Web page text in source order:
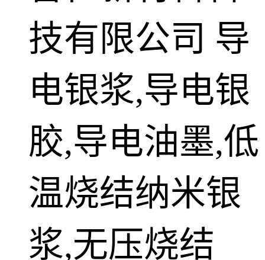
技有限公司 导
电银浆,导电银
胶,导电油墨,低
温烧结纳米银
浆,无压烧结